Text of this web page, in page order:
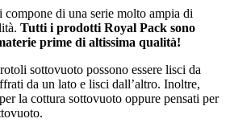
di una serie molto ampia di
Tutti i prodotti Royal Pack sono
prime di altissima qualità!
sottovuoto possono essere lisci da
da un lato e lisci dall’altro. Inoltre,
la cottura sottovuoto oppure pensati per